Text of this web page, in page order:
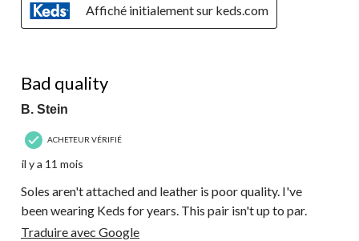
Affiché initialement sur keds.com
Bad quality
B. Stein
ACHETEUR VÉRIFIÉ
il y a 11 mois
Soles aren't attached and leather is poor quality. I've
been wearing Keds for years. This pair isn't up to par.
Traduire avec Google